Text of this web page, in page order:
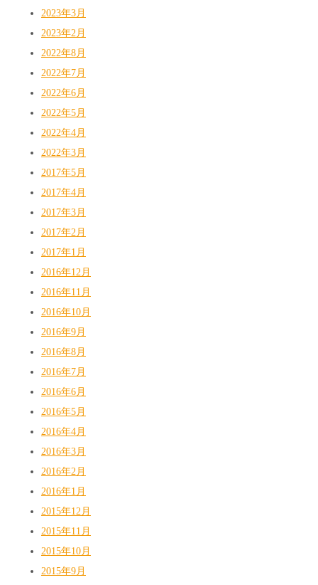
2023年3月
2023年2月
2022年8月
2022年7月
2022年6月
2022年5月
2022年4月
2022年3月
2017年5月
2017年4月
2017年3月
2017年2月
2017年1月
2016年12月
2016年11月
2016年10月
2016年9月
2016年8月
2016年7月
2016年6月
2016年5月
2016年4月
2016年3月
2016年2月
2016年1月
2015年12月
2015年11月
2015年10月
2015年9月